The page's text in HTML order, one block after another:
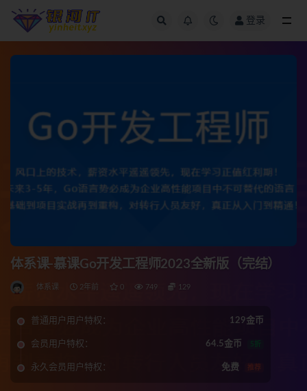
登录
体系课-慕课Go开发工程师2023全新版（完结）
体系课 2年前 0 749 129
普通用户用户特权： 129金币
会员用户特权： 64.5金币 5折
永久会员用户特权： 免费 推荐